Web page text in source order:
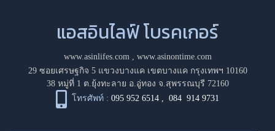
แอสอินไลฟ์ โบรคเกอร์
www.asinlifes.com, www.asinontime.com
29 ซอยเศรษฐกิจ 5 แขวงบางแค เขตบางแค กรุงเทพฯ 10160
38 หมู่ที่ 1 ต.ยุ้งทะลาย อ.อู่ทอง จ.สุพรรณบุรี 72160
โทรศัพท์ : 095 952 6514 ,084 914 9731